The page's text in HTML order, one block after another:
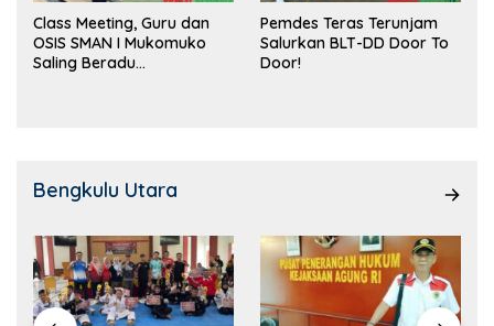
Class Meeting, Guru dan
OSIS SMAN I Mukomuko
Saling Beradu
Pemdes Teras Terunjam
Salurkan BLT-DD Door To
Door!
Bengkulu Utara